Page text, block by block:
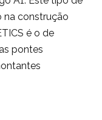
na construção
é o de
pontes